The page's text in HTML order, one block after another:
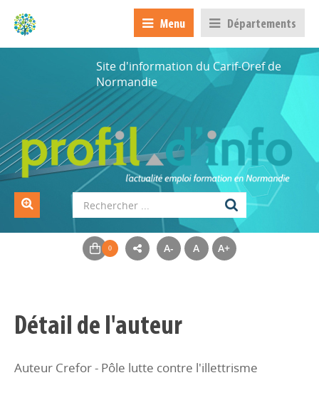
Menu Départements
Site d'information du Carif-Oref de
Normandie
A- A A+
Détail de l'auteur
Auteur Crefor - Pôle lutte contre l'illettrisme